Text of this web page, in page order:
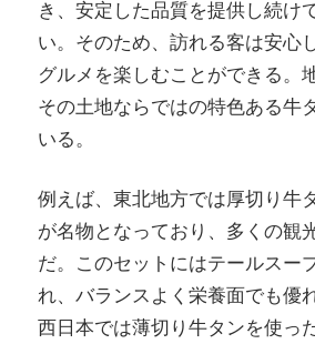
き、安定した品質を提供し続け
い。そのため、訪れる客は安心
グルメを楽しむことができる。
その土地ならではの特色ある牛
いる。
例えば、東北地方では厚切り牛
が名物となっており、多くの観
だ。このセットにはテールスー
れ、バランスよく栄養面でも優
西日本では薄切り牛タンを使っ